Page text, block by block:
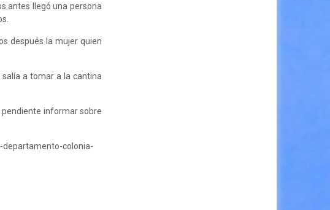
antes llegó una persona
después la mujer quien
a tomar a la cantina
pendiente informar sobre
colonia-